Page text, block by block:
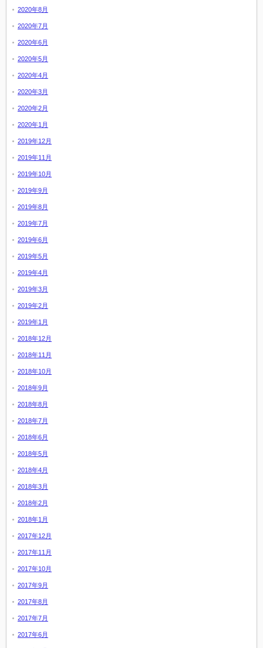
2020年8月
2020年7月
2020年6月
2020年5月
2020年4月
2020年3月
2020年2月
2020年1月
2019年12月
2019年11月
2019年10月
2019年9月
2019年8月
2019年7月
2019年6月
2019年5月
2019年4月
2019年3月
2019年2月
2019年1月
2018年12月
2018年11月
2018年10月
2018年9月
2018年8月
2018年7月
2018年6月
2018年5月
2018年4月
2018年3月
2018年2月
2018年1月
2017年12月
2017年11月
2017年10月
2017年9月
2017年8月
2017年7月
2017年6月